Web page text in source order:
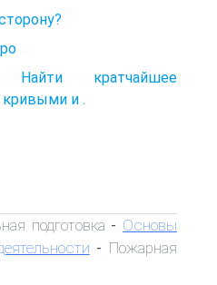
кратчайшее
и .
подготовка - Основы
- Пожарная